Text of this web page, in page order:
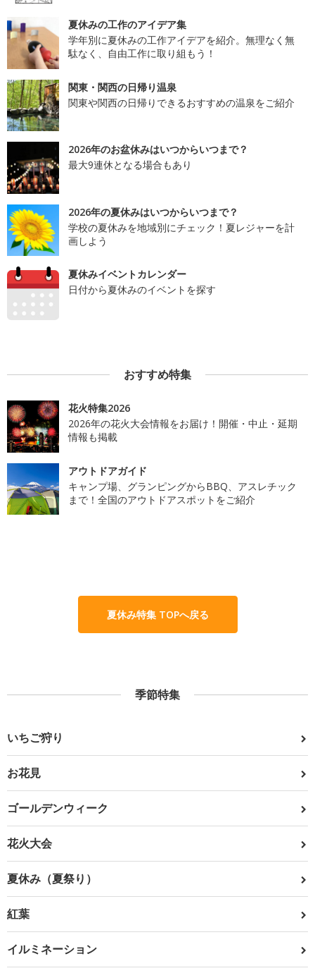
夏休みの工作のアイデア集
学年別に夏休みの工作アイデアを紹介。無理なく無
駄なく、自由工作に取り組もう！
関東・関西の日帰り温泉
関東や関西の日帰りできるおすすめの温泉をご紹介
2026年のお盆休みはいつからいつまで？
最大9連休となる場合もあり
2026年の夏休みはいつからいつまで？
学校の夏休みを地域別にチェック！夏レジャーを計
画しよう
夏休みイベントカレンダー
日付から夏休みのイベントを探す
おすすめ特集
花火特集2026
2026年の花火大会情報をお届け！開催・中止・延期
情報も掲載
アウトドアガイド
キャンプ場、グランピングからBBQ、アスレチック
まで！全国のアウトドアスポットをご紹介
夏休み特集 TOPへ戻る
季節特集
いちご狩り
お花見
ゴールデンウィーク
花火大会
夏休み（夏祭り）
紅葉
イルミネーション